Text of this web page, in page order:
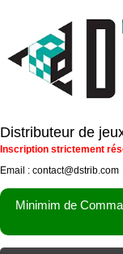
Distributeur de
Inscription strictement
Email : contact@dstrib.com
Minimim de